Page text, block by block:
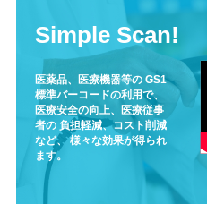
Simple Scan!
医薬品、医療機器等のGS1
標準バーコードの利用で、
医療安全の向上、医療従事
者の負担軽減、コスト削減
など、様々な効果が得られ
ます。